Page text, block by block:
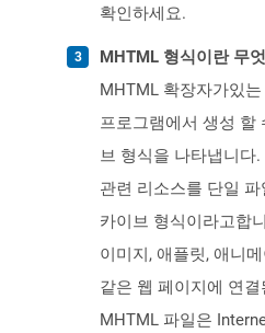
확인하세요.
MHTML 형식이란 무
MHTML 확장자가있
프로그램에서 생성 할
브 형식을 나타냅니다
관련 리소스를 단일
카이브 형식이라고합
이미지, 애플릿, 애니
같은 웹 페이지에 연
MHTML 파일은